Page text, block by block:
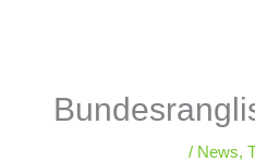
/ News,